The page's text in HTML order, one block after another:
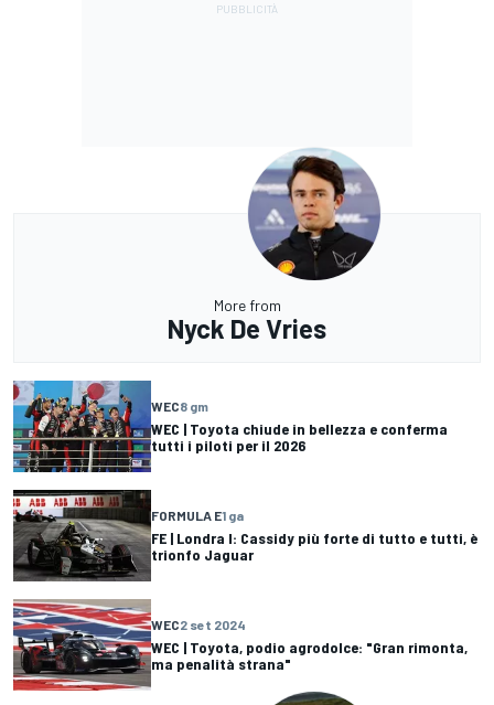
More from
Nyck De Vries
WEC8 gm
WEC | Toyota chiude in bellezza e conferma
tutti i piloti per il 2026
FORMULA E1 ga
FE | Londra I: Cassidy più forte di tutto e tutti, è
trionfo Jaguar
WEC2 set 2024
WEC | Toyota, podio agrodolce: "Gran rimonta,
ma penalità strana"